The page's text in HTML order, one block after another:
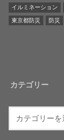
イルミネーション
東京都防災
防災
カテゴリー